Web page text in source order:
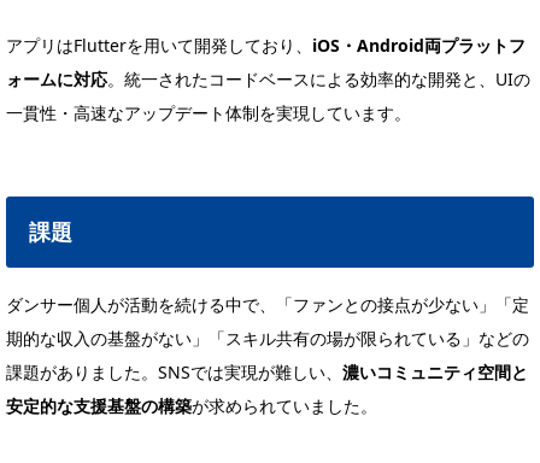
アプリはFlutterを用いて開発しており、 iOS・Android両プラットフ
ォームに対応。統一されたコードベースによる効率的な開発と、UIの
一貫性・高速なアップデート体制を実現しています。
課題
ダンサー個人が活動を続ける中で、「ファンとの接点が少ない」「定
期的な収入の基盤がない」「スキル共有の場が限られている」などの
課題がありました。SNSでは実現が難しい、 濃いコミュニティ空間と
安定的な支援基盤の構築が求められていました。